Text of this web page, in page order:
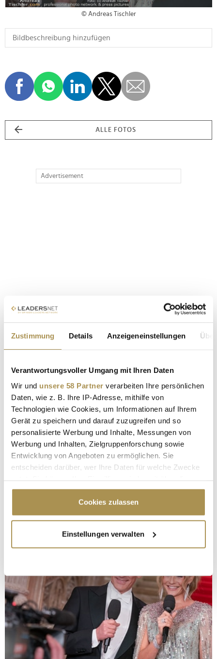
Zustimmung Details Anzeigeneinstellungen
Verantwortungsvoller Umgang mit Ihren Daten
Wir und unsere 58 Partner verarbeiten Ihre persönlichen
Daten, wie z. B. Ihre IP-Adresse, mithilfe von
Technologien wie Cookies, um Informationen auf Ihrem
Gerät zu speichern und darauf zuzugreifen und so
personalisierte Werbung und Inhalte, Messungen von
Werbung und Inhalten, Zielgruppenforschung sowie
Entwicklung von Angeboten zu ermöglichen. Sie
entscheiden darüber, wer Ihre Daten für welche Zwecke
Cookie-Erklärung oder durch Klicken auf das Privacy
Trigger Symbol ändern oder widerrufen
Informationen über Ihre geografische Lage
erfassen, welche bis auf einige Meter genau sein
bestimmten Merkmalen (Fingerprinting) identifizieren
Erfahren Sie mehr darüber, wie Ihre persönlichen Daten
verarbeitet werden, und legen Sie Ihre Präferenzen im
Abschnitt Einzelheiten
fest.
Wir verwenden Cookies, um Inhalte und Anzeigen zu
personalisieren, Funktionen für soziale Medien anbieten
Cookies zulassen
Einstellungen verwalten
© Andreas Tischler
ALLE FOTOS
Advertisement